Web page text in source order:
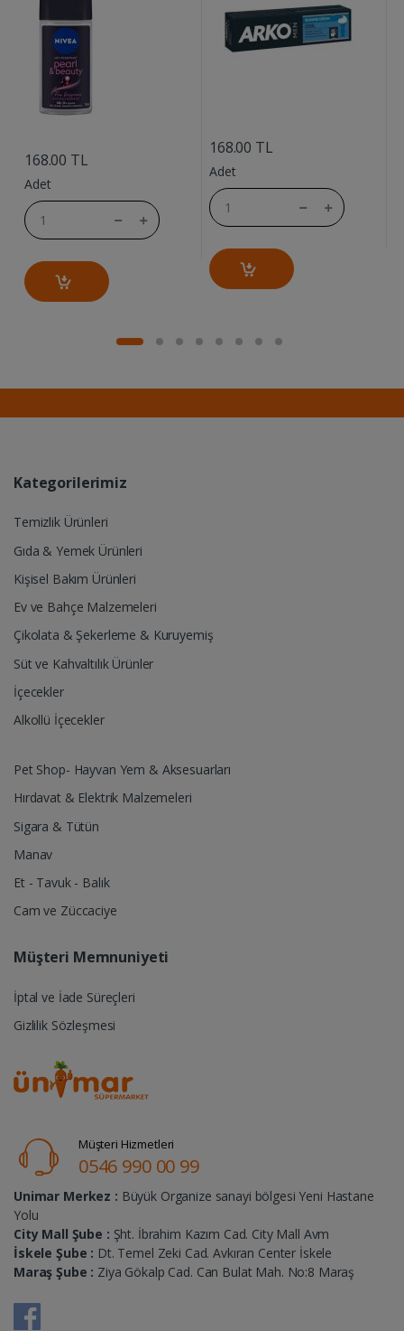
168.00 TL
Adet
168.00 TL
Adet
Kategorilerimiz
Temizlik Ürünleri
Gıda & Yemek Ürünleri
Kişisel Bakım Ürünleri
Ev ve Bahçe Malzemeleri
Çikolata & Şekerleme & Kuruyemiş
Süt ve Kahvaltılık Ürünler
İçecekler
Alkollü İçecekler
Pet Shop- Hayvan Yem & Aksesuarları
Hırdavat & Elektrik Malzemeleri
Sigara & Tütün
Manav
Et - Tavuk - Balık
Cam ve Züccaciye
Müşteri Memnuniyeti
İptal ve İade Süreçleri
Gizlilik Sözleşmesi
Müşteri Hizmetleri
0546 990 00 99
Unimar Merkez : Büyük Organize sanayi bölgesi Yeni Hastane
Yolu
City Mall Şube : Şht. İbrahim Kazım Cad. City Mall Avm
İskele Şube : Dt. Temel Zeki Cad. Avkıran Center İskele
Maraş Şube : Ziya Gökalp Cad. Can Bulat Mah. No:8 Maraş